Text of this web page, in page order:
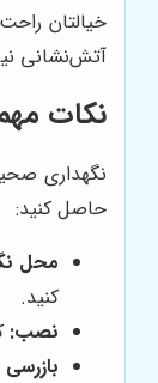
خیالتان
آتش‌نشانی
نکات
نگهداری
حاصل کنید:
محل
کنید.
نصب: